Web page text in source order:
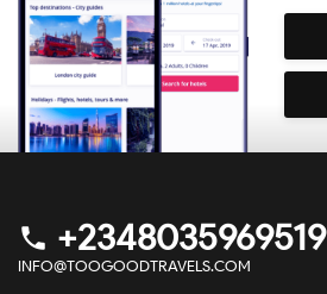
phone +2348035969519
INFO@TOOGOODTRAVELS.COM